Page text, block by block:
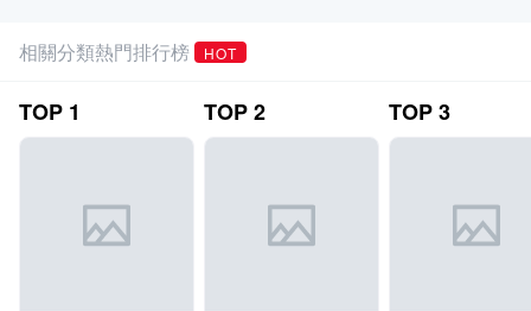
相關分類熱門排行榜 HOT
TOP 1 TOP2 TOP3